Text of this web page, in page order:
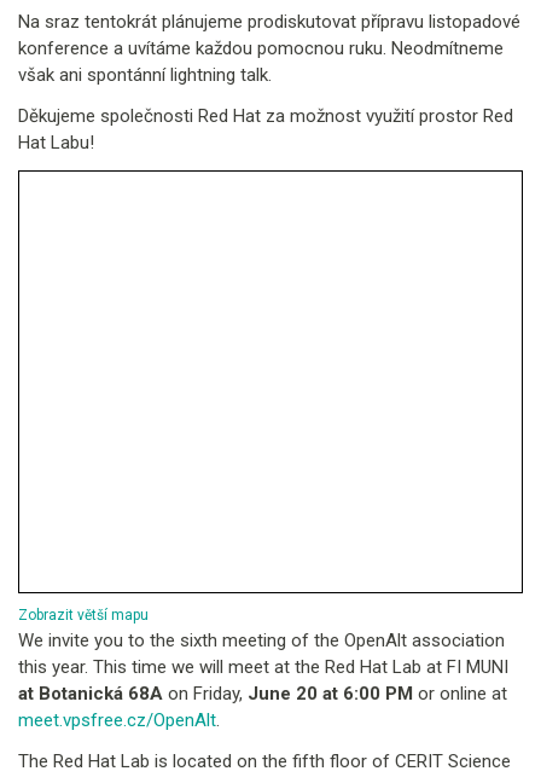
Na sraz tentokrát plánujeme prodiskutovat přípravu listopadové
konference a uvítáme každou pomocnou ruku. Neodmítneme
však ani spontánní lightning talk.
Děkujeme společnosti Red Hat za možnost využití prostor Red
Hat Labu!
Zobrazit větší mapu
We invite you to the sixth meeting of the OpenAlt association
this year. This time we will meet at the Red Hat Lab at FI MUNI
at Botanická 68A on Friday, June 20 at 6:00 PM or online at
meet.vpsfree.cz/OpenAlt.
The Red Hat Lab is located on the fifth floor of CERIT Science